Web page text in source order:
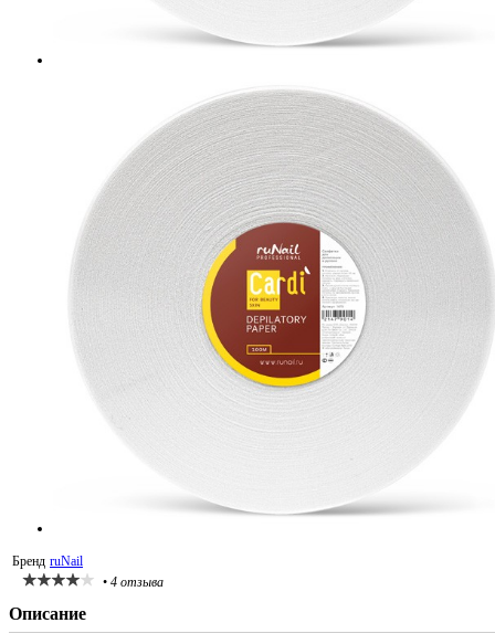
Бренд ruNail
• 4 отзыва
Описание